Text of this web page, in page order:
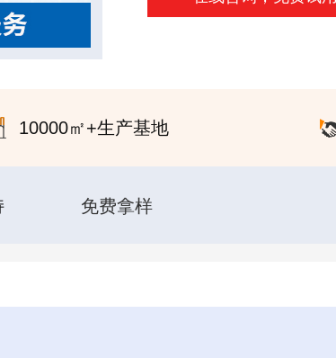
10000㎡+生产基地
免费拿样